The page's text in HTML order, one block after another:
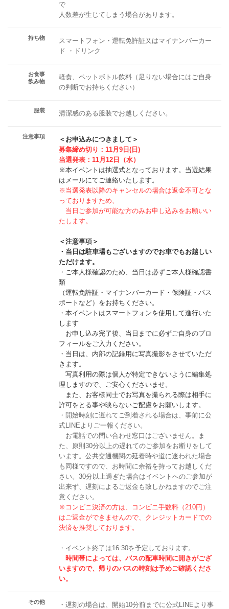
で
人数差が生じてしまう場合があります。
持ち物
スマートフォン・運転免許証又はマイナンバーカー
ド ・ドリンク
お食事
飲み物
軽食、ペットボトル飲料（足りない場合にはご自身
の判断でお持ちください）
服装 清潔感のある服装でお越しください。
注意事項
＜お申込みにつきまして＞
募集締め切り：11月9日(日)
当選発表：11月12日（水）
※本イベントは抽選式となっております。当選結果
はメールにてご連絡いたします。
※当選発表以降のキャンセルの場合は返金不可とな
っておりますため、
当日ご参加が可能な方のみお申し込みをお願いい
たします。
＜注意事項＞
・当日は駐車場もございますのでお車でもお越しい
ただけます。
・ご本人様確認のため、当日は必ずご本人様確認書
類
（運転免許証・マイナンバーカード・保険証・パス
ポートなど）をお持ちください。
・本イベントはスマートフォンを使用して進行いた
します
お申し込み完了後、当日までに必ずご自身のプロ
フィールをご入力ください。
・当日は、内部の記録用に写真撮影​をさせていただ
きます。
写真利用の際は個人が特定できないように​編集処
理しますので、ご安心くださいませ。
また、お客様同士でお写真を撮られる際は相手に
許可をとる事や映らないご配慮をお願いします。
・開始時刻に遅れてご到着される場合は、事前に公
式LINEよりご一報ください。
お電話での問い合わせ窓口はございません。ま
た、原則30分以上の遅れてのご参加をお断りをして
います。公共交通機関の延着時や道に迷われた場合
も同様ですので、お時間に余裕を持ってお越しくだ
さい。30分以上過ぎた場合はイベントへのご参加が
出来ず、遅刻によるご返金も致しかねますのでご注
意ください。
※コンビニ決済の方は、コンビニ手数料（210円）
はご返金ができませんので、クレジットカードでの
決済を推奨しております。
・イベント終了は16:30を予定しております。
時間帯によっては、バスの配車時間に開きがござ
いますので、帰りのバスの時刻は予めご確認くださ
い。
その他
・遅刻の場合は、開始10分前までに公式LINEより事